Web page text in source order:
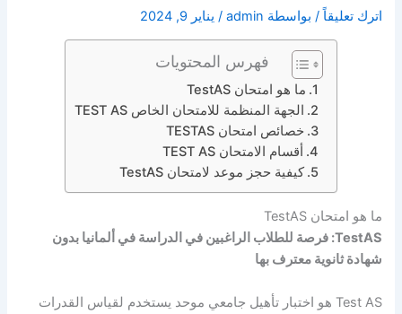
اترك تعليقاً / بواسطة admin
/ يناير 9, 2024
فهرس المحتويات
ما هو امتحان TestAS
الجهة المنظمة للامتحان الخاص TEST AS
خصائص امتحان TESTAS
أقسام الامتحان TEST AS
كيفية حجز موعد لامتحان TestAS
ما هو امتحان TestAS
TestAS: فرصة للطلاب الراغبين في الدراسة في ألمانيا بدون
شهادة ثانوية معترف بها
Test AS هو اختبار تأهيل جامعي موحد يستخدم لقياس القدرات